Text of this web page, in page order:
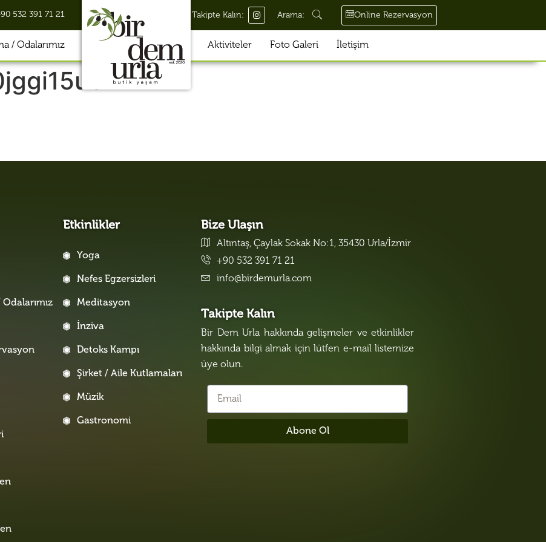
532 391 71 21 Takipte Kalın: Arama: Online Rezervasyon
/ Odalarımız Aktiviteler Foto Galeri İletişim
Etkinlikler
Yoga
Nefes Egzersizleri
Meditasyon
İnziva
Detoks Kampı
Şirket / Aile Kutlamaları
Müzik
Gastronomi
Bize Ulaşın
Altıntaş, Çaylak Sokak No:1, 35430 Urla/İzmir
+90 532 391 71 21
info@birdemurla.com
Takipte Kalın
Bir Dem Urla hakkında gelişmeler ve etkinlikler
hakkında bilgi almak için lütfen e-mail listemize
üye olun.
Abone Ol